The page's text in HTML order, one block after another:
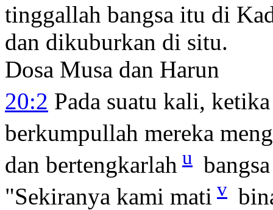
tinggallah bangsa itu di
dan dikuburkan di situ.
Dosa Musa dan Harun
20:2 Pada suatu kali,
berkumpullah mereka
dan bertengkarlah u
"Sekiranya kami mati v